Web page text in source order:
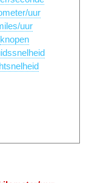
uur
uur
knopen